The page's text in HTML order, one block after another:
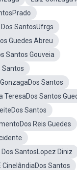
Dos SantosUfrgs
Guedes Abreu
Santos Gouveia
Santos
Santos
TeresaDos Santos
Santos
Reis Guedes
SantosLopez Diniz
CinelândiaDos Santos